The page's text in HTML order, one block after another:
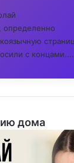
определенно
с концами....
дома